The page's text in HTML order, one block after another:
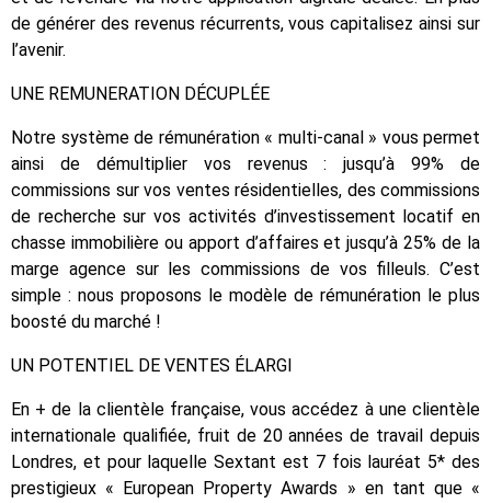
de générer des revenus récurrents, vous capitalisez ainsi sur
l’avenir.
UNE REMUNERATION DÉCUPLÉE
Notre système de rémunération « multi-canal » vous permet
ainsi de démultiplier vos revenus : jusqu’à 99% de
commissions sur vos ventes résidentielles, des commissions
de recherche sur vos activités d’investissement locatif en
chasse immobilière ou apport d’affaires et jusqu’à 25% de la
marge agence sur les commissions de vos filleuls. C’est
simple : nous proposons le modèle de rémunération le plus
boosté du marché !
UN POTENTIEL DE VENTES ÉLARGI
En + de la clientèle française, vous accédez à une clientèle
internationale qualifiée, fruit de 20 années de travail depuis
Londres, et pour laquelle Sextant est 7 fois lauréat 5* des
prestigieux « European Property Awards » en tant que «